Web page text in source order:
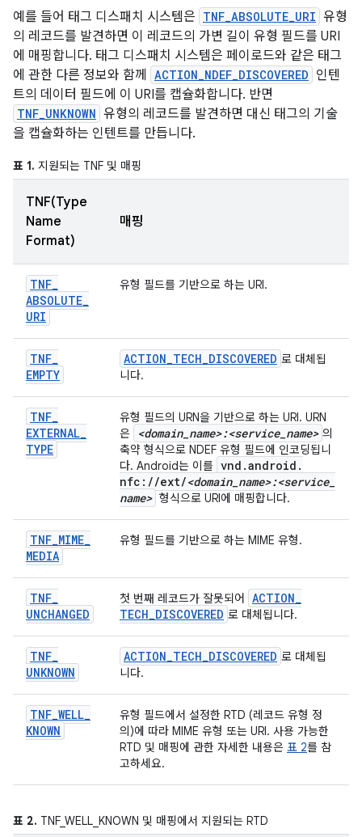
예를 들어 태그 디스패치 시스템은 TNF_ABSOLUTE_URI 유형
의 레코드를 발견하면 이 레코드의 가변 길이 유형 필드를 URI
에 매핑합니다. 태그 디스패치 시스템은 페이로드와 같은 태그
에 관한 다른 정보와 함께
ACTION_NDEF_DISCOVERED 인텐
트의 데이터 필드에 이 URI를 캡슐화합니다. 반면
TNF_UNKNOWN 유형의 레코드를 발견하면 대신 태그의 기술
을 캡슐화하는 인텐트를 만듭니다.
표 1. 지원되는 TNF 및 매핑
TNF(Type
Name
Format)
매핑
TNF_
ABSOLUTE_
URI
유형 필드를 기반으로 하는 URI.
TNF_
EMPTY
ACTION_TECH_DISCOVERED 로 대체됩
니다.
TNF_
EXTERNAL_
TYPE
유형 필드의 URN을 기반으로 하는 URI. URN
은
<domain_ name>:<service_ name> 의
축약 형식으로 NDEF 유형 필드에 인코딩됩니
다. Android는 이를 vnd .android .
nfc: //ext/<domain_ name>:<service_
name> 형식으로 URI에 매핑합니다.
TNF_MIME_
MEDIA
유형 필드를 기반으로 하는 MIME 유형.
TNF_
UNCHANGED
첫 번째 레코드가 잘못되어 ACTION_
TECH_DISCOVERED 로 대체됩니다.
TNF_
UNKNOWN
ACTION_TECH_DISCOVERED 로 대체됩
니다.
TNF_WELL_
KNOWN
유형 필드에서 설정한 RTD (레코드 유형 정
의)에 따라 MIME 유형 또는 URI. 사용 가능한
RTD 및 매핑에 관한 자세한 내용은 표 2를 참
고하세요.
표 2. TNF_WELL_KNOWN 및 매핑에서 지원되는 RTD